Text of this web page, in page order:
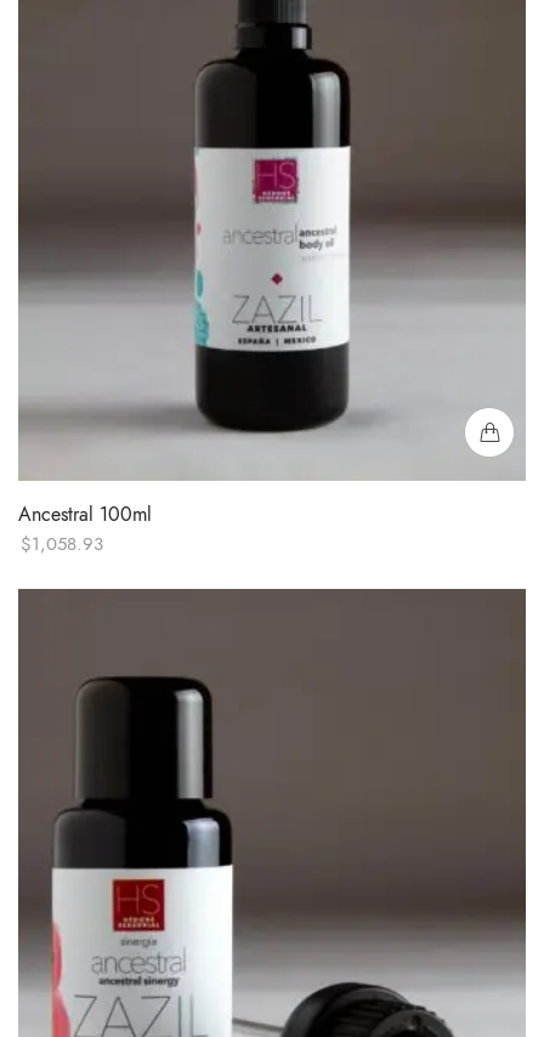
Ancestral 100ml
$1,058.93